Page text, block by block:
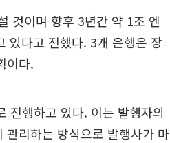
것이며 향후 3년간 약 1조 엔
있다고 전했다. 3개 은행은 장
이다.
진행하고 있다. 이는 발행자의
리하는 방식으로 발행사가 마